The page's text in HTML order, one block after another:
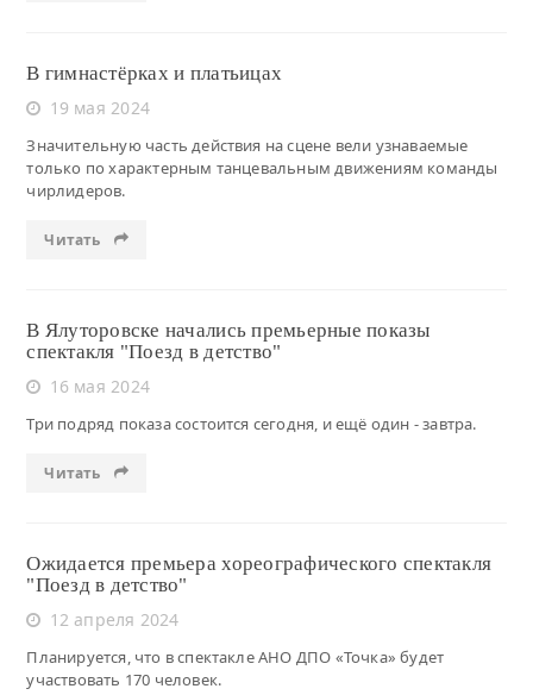
В гимнастёрках и платьицах
19 мая 2024
Значительную часть действия на сцене вели узнаваемые
только по характерным танцевальным движениям команды
чирлидеров.
Читать
В Ялуторовске начались премьерные показы
спектакля "Поезд в детство"
16 мая 2024
Три подряд показа состоится сегодня, и ещё один - завтра.
Читать
Ожидается премьера хореографического спектакля
"Поезд в детство"
12 апреля 2024
Планируется, что в спектакле АНО ДПО «Точка» будет
участвовать 170 человек.